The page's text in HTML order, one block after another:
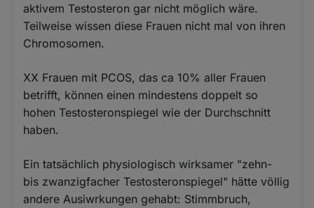
aktivem Testosteron gar nicht möglich wäre.
Teilweise wissen diese Frauen nicht mal von ihren
Chromosomen.
XX Frauen mit PCOS, das ca 10% aller Frauen
betrifft, können einen mindestens doppelt so
hohen Testosteronspiegel wie der Durchschnitt
haben.
Ein tatsächlich physiologisch wirksamer "zehn-
bis zwanzigfacher Testosteronspiegel" hätte völlig
andere Ausiwrkungen gehabt: Stimmbruch,